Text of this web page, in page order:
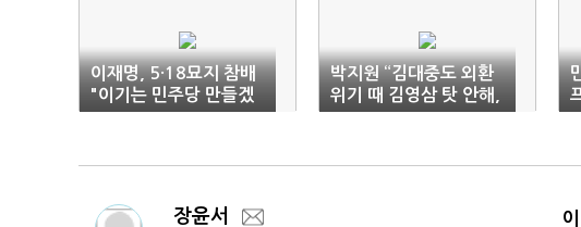
이재명, 5·18묘지 참배
"이기는 민주당 만들겠
다"
박지원 “김대중도 외환
위기 때 김영삼 탓 안해,
문 정부 공격 그만”
장윤서